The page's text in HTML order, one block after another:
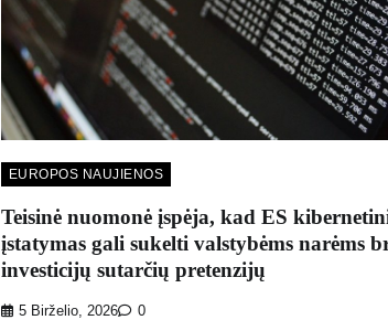
EUROPOS NAUJIENOS
Teisinė nuomonė įspėja, kad ES
įstatymas gali sukelti valstybėms narėms
investicijų sutarčių pretenzijų
5 Birželio, 2026 0